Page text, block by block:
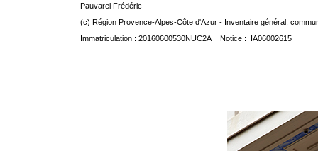
Pauvarel Frédéric
(c) Région Provence-Alpes-Côte d'Azur - Inventaire général.
Immatriculation : 20160600530NUC2A Notice : IA06002615